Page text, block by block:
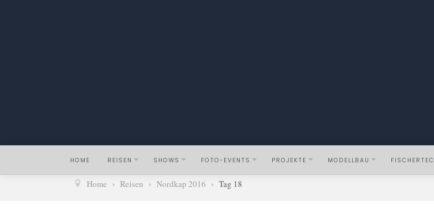
HOME REISEN SHOWS FOTO-EVENTS PROJEKTE MODELLBAU
Home Reisen Nordkap 2016 Tag 18